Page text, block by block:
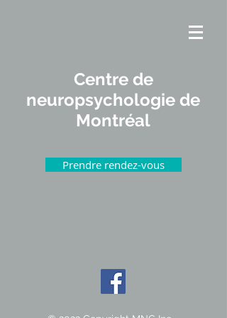
Centre de
neuropsychologie de
Montréal
Prendre rendez-vous